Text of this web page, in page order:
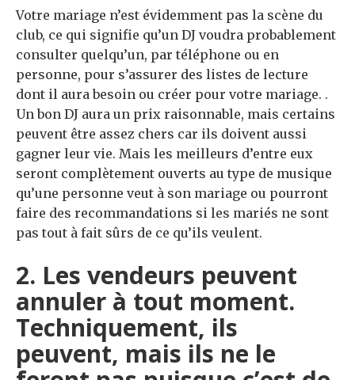
Votre mariage n’est évidemment pas la scène du
club, ce qui signifie qu’un DJ voudra probablement
consulter quelqu’un, par téléphone ou en
personne, pour s’assurer des listes de lecture
dont il aura besoin ou créer pour votre mariage. .
Un bon DJ aura un prix raisonnable, mais certains
peuvent être assez chers car ils doivent aussi
gagner leur vie. Mais les meilleurs d’entre eux
seront complètement ouverts au type de musique
qu’une personne veut à son mariage ou pourront
faire des recommandations si les mariés ne sont
pas tout à fait sûrs de ce qu’ils veulent.
2. Les vendeurs peuvent
annuler à tout moment.
Techniquement, ils
peuvent, mais ils ne le